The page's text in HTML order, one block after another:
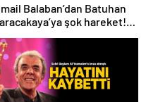
Balaban’dan Batuhan
şok hareket!
kardeşinden tepki